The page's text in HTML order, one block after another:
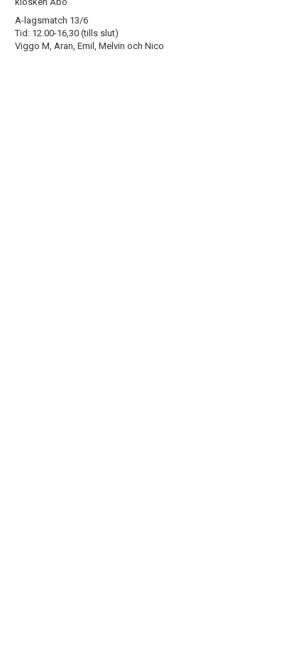
A-lagsmatch 13/6
Tid: 12.00-16,30 (tills slut)
Viggo M, Aran, Emil, Melvin och Nico